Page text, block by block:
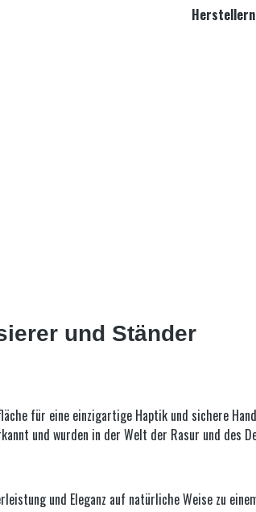
und Ständer
für eine einzigartige Haptik und sichere
und wurden in der Welt der Rasur und des
und Eleganz auf natürliche Weise zu